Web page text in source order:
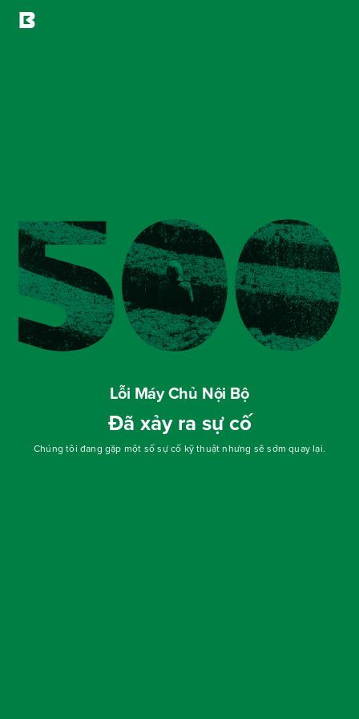
Lỗi Máy Chủ Nội Bộ
Đã xảy ra sự cố
Chúng tôi đang gặp một số sự cố kỹ thuật nhưng sẽ sớm quay lại.